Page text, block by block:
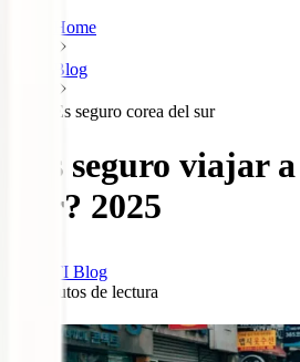
Home
Blog
Es seguro corea del sur
¿Es seguro viajar
Sur? 2025
IATI Blog
minutos de lectura